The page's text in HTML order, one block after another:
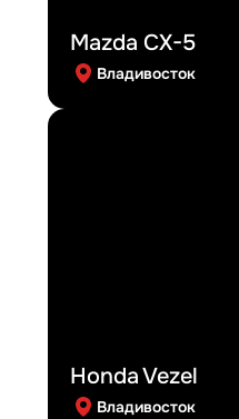
Mazda CX-5
Владивосток
Honda Vezel
Владивосток